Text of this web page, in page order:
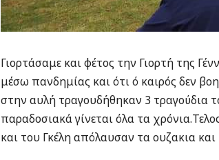
Γιορτάσαμε και φέτος την Γιορτή της
μέσω πανδημίας και ότι ό καιρός δεν
στην αυλή τραγουδήθηκαν 3 τραγούδια
παραδοσιακά γίνεται όλα τα
και του Γκέλη απόλαυσαν τα ουζακια